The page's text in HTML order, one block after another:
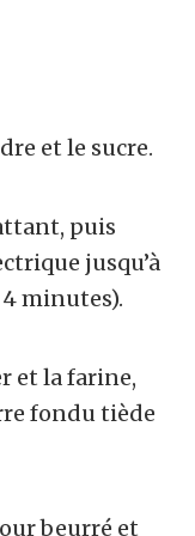
et le sucre.
puis
jusqu’à
4 minutes).
et la farine,
fondu tiède
beurré et